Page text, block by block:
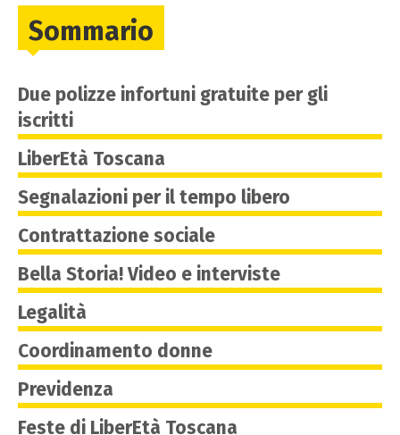
Sommario
Due polizze infortuni gratuite per gli
iscritti
LiberEtà Toscana
Segnalazioni per il tempo libero
Contrattazione sociale
Bella Storia! Video e interviste
Legalità
Coordinamento donne
Previdenza
Feste di LiberEtà Toscana